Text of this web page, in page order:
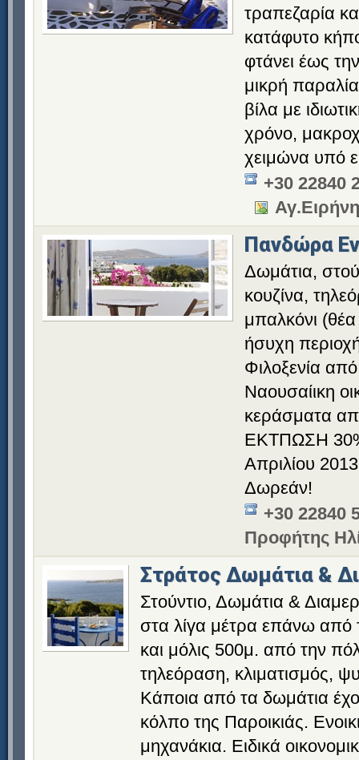
τραπεζαρία
κατάφυτο
φτάνει έως
μικρή
βίλα με
χρόνο,
χειμώνα υπό
+30 22840
Αγ.Ειρήνη
Πανδώρα
Δωμάτια,
κουζίνα,
μπαλκόνι
ήσυχη
Φιλοξενία
Ναουσαίικη
κεράσματα
ΕΚΤΠΩΣΗ
Απριλίου
Δωρεάν!
+30 22840
Προφήτης
Στράτος Δωμάτια &
Στούντιο, Δωμάτια &
στα λίγα μέτρα επάνω από
και μόλις 500μ. από την
τηλεόραση, κλιματισμός,
Κάποια από τα δωμάτια
κόλπο της Παροικιάς.
μηχανάκια. Ειδικά